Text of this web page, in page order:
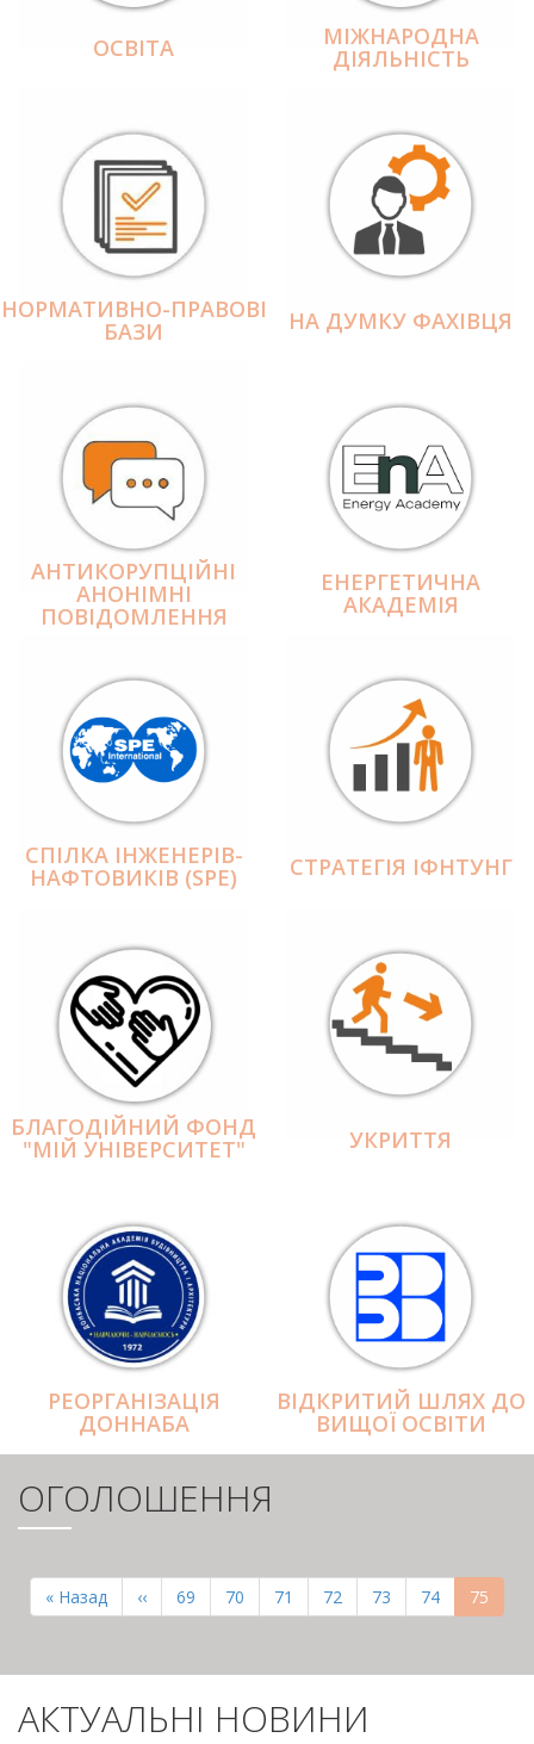
ОСВІТА МІЖНАРОДНА
ДІЯЛЬНІCТЬ
НОРМАТИВНО-ПРАВОВІ
БАЗИ НА ДУМКУ ФАХІВЦЯ
АНТИКОРУПЦІЙНІ
АНОНІМНІ
ПОВІДОМЛЕННЯ
ЕНЕРГЕТИЧНА
АКАДЕМІЯ
СПІЛКА ІНЖЕНЕРІВ-
НАФТОВИКІВ (SPE) СТРАТЕГІЯ ІФНТУНГ
БЛАГОДІЙНИЙ ФОНД
"МІЙ УНІВЕРСИТЕТ" УКРИТТЯ
РЕОРГАНІЗАЦІЯ
ДОННАБА
ВІДКРИТИЙ ШЛЯХ ДО
ВИЩОЇ ОСВІТИ
ОГОЛОШЕННЯ
СТОРІНКИ
Перша
сторінка
« Назад
Попередня
сторінка
‹‹ Page
69 Page
70 Page
71 Page
72 Page
73 Page
74 75
АКТУАЛЬНІ НОВИНИ